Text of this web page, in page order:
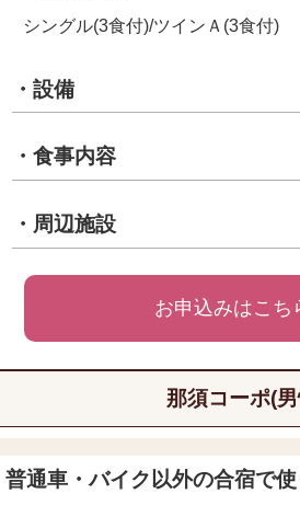
シングル(3食付)/ツインＡ(3食付)
・設備
・食事内容
・周辺施設
お申込みはこ
那須コーポ(
普通車・バイク以外の合宿で使